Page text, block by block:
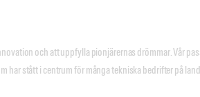
och att uppfylla pionjärernas drömmar. Vår
stått i centrum för många tekniska bedrifter på